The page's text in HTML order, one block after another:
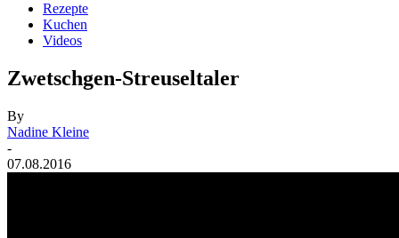
Rezepte
Kuchen
Videos
Zwetschgen-Streuseltaler
By
Nadine Kleine
-
07.08.2016